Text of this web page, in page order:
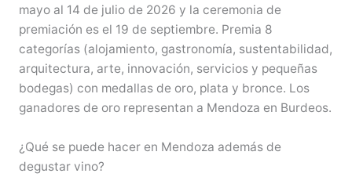
mayo al 14 de julio de 2026 y la ceremonia de
premiación es el 19 de septiembre. Premia 8
categorías (alojamiento, gastronomía, sustentabilidad,
arquitectura, arte, innovación, servicios y pequeñas
bodegas) con medallas de oro, plata y bronce. Los
ganadores de oro representan a Mendoza en Burdeos.
¿Qué se puede hacer en Mendoza además de
degustar vino?